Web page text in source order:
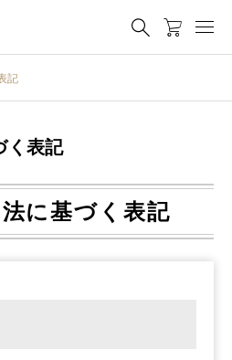
記
く表記
に基づく表記